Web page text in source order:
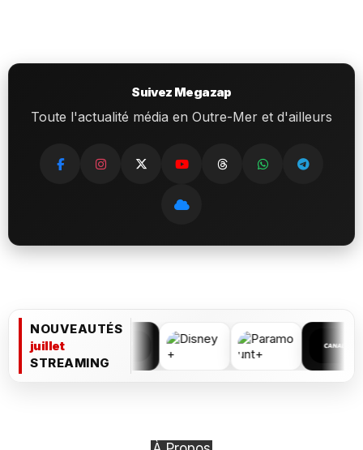
Suivez Megazap
Toute l'actualité média en Outre-Mer et d'ailleurs
NOUVEAUTÉS
juillet
STREAMING